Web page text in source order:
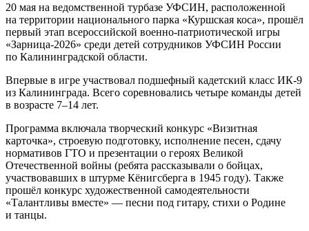
20 мая на ведомственной турбазе УФСИН, расположенной
на территории национального парка «Куршская коса», прошёл
первый этап всероссийской военно-патриотической игры
«Зарница-2026» среди детей сотрудников УФСИН России
по Калининградской области.
Впервые в игре участвовал подшефный кадетский класс ИК-9
из Калининграда. Всего соревновались четыре команды детей
в возрасте 7–14 лет.
Программа включала творческий конкурс «Визитная
карточка», строевую подготовку, исполнение песен, сдачу
нормативов ГТО и презентации о героях Великой
Отечественной войны (ребята рассказывали о бойцах,
участвовавших в штурме Кёнигсберга в 1945 году). Также
прошёл конкурс художественной самодеятельности
«Талантливы вместе» — песни под гитару, стихи о Родине
и танцы.